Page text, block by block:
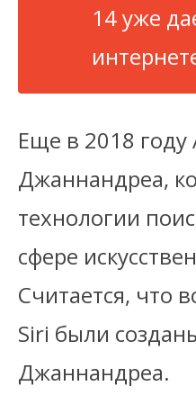
14 уже
Еще в 2018 году
Джаннандреа,
технологии
сфере
Считается, что
Siri были
Джаннандреа.